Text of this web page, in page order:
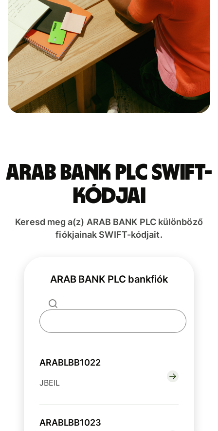
ARAB BANK PLC SWIFT-
kódjai
Keresd meg a(z) ARAB BANK PLC különböző
fiókjainak SWIFT-kódjait.
ARAB BANK PLC bankfiók
ARABLBB1022
JBEIL
ARABLBB1023